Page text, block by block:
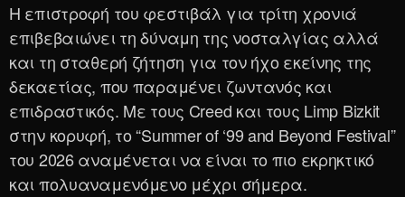
Η επιστροφή του φεστιβάλ για τρίτη χρονιά
επιβεβαιώνει τη δύναμη της νοσταλγίας αλλά
και τη σταθερή ζήτηση για τον ήχο εκείνης της
δεκαετίας, που παραμένει ζωντανός και
επιδραστικός. Με τους Creed και τους Limp Bizkit
στην κορυφή, το “Summer of ‘99 and Beyond Festival”
του 2026 αναμένεται να είναι το πιο εκρηκτικό
και πολυαναμενόμενο μέχρι σήμερα.